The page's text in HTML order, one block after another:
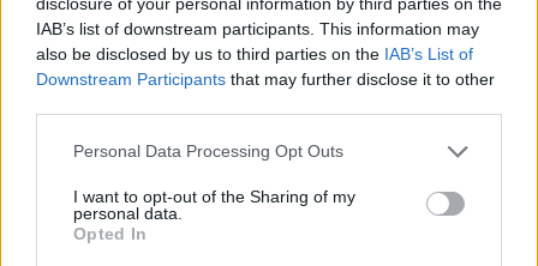
IAB’s list of downstream participants. This information may
also be disclosed by us to third parties on the IAB’s List of
Downstream Participants that may further disclose it to other
Personal Data Processing Opt Outs
I want to opt-out of the Sharing of my
personal data.
Opted In
Η εικόνα στην Ευρώπη
Μεταξύ των κρατών-μελών, σύμφωνα με τα ίδια
στοιχεία της